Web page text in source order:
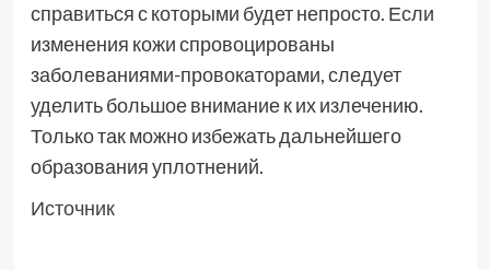
справиться с которыми будет непросто. Если
изменения кожи спровоцированы
заболеваниями-провокаторами, следует
уделить большое внимание к их излечению.
Только так можно избежать дальнейшего
образования уплотнений.
Источник